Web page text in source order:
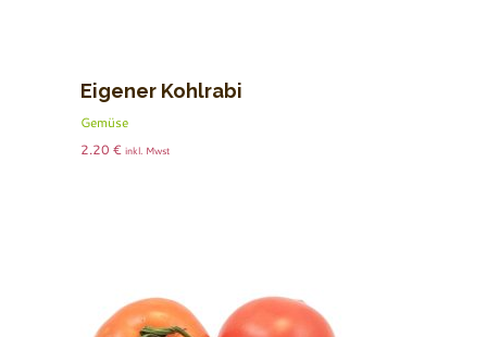
Eigener Kohlrabi
Gemüse
2.20 € inkl. Mwst